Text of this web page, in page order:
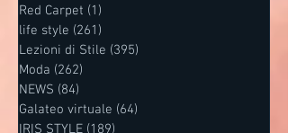
Red Carpet (1)
life style (261)
Lezioni di Stile (395)
Moda (262)
NEWS (84)
Galateo virtuale (64)
IRIS STYLE (189)